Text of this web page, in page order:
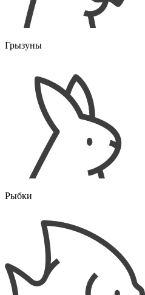
Грызуны
Рыбки